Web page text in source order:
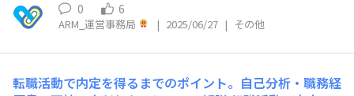
0 6
ARM_運営事務局 | 2025/06/27 | その他
転職活動で内定を得るまでのポイント。自己分析・職務経